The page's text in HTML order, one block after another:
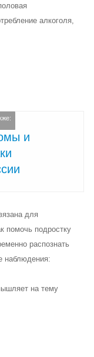
алкоголя,
и
для
помочь подростку
распознать
наблюдения:
на тему